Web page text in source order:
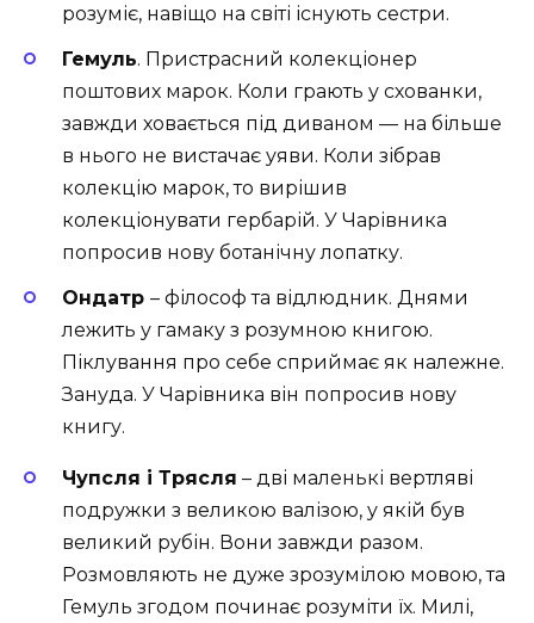
розуміє, навіщо на світі існують сестри.
Гемуль. Пристрасний колекціонер
поштових марок. Коли грають у схованки,
завжди ховається під диваном — на більше
в нього не вистачає уяви. Коли зібрав
колекцію марок, то вирішив
колекціонувати гербарій. У Чарівника
попросив нову ботанічну лопатку.
Ондатр – філософ та відлюдник. Днями
лежить у гамаку з розумною книгою.
Піклування про себе сприймає як належне.
Зануда. У Чарівника він попросив нову
книгу.
Чупсля і Трясля – дві маленькі вертляві
подружки з великою валізою, у якій був
великий рубін. Вони завжди разом.
Розмовляють не дуже зрозумілою мовою, та
Гемуль згодом починає розуміти їх. Милі,